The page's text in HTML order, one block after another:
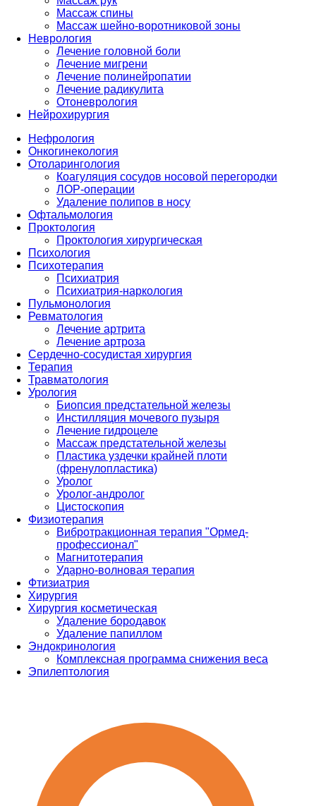
Массаж спины
Массаж шейно-воротниковой зоны
Неврология
Лечение головной боли
Лечение мигрени
Лечение полинейропатии
Лечение радикулита
Отоневрология
Нейрохирургия
Нефрология
Онкогинекология
Отоларингология
Коагуляция сосудов носовой перегородки
ЛОР-операции
Удаление полипов в носу
Офтальмология
Проктология
Проктология хирургическая
Психология
Психотерапия
Психиатрия
Психиатрия-наркология
Пульмонология
Ревматология
Лечение артрита
Лечение артроза
Сердечно-сосудистая хирургия
Терапия
Травматология
Урология
Биопсия предстательной железы
Инстилляция мочевого пузыря
Лечение гидроцеле
Массаж предстательной железы
Пластика уздечки крайней плоти
(френулопластика)
Уролог
Уролог-андролог
Цистоскопия
Физиотерапия
Вибротракционная терапия "Ормед-
профессионал"
Магнитотерапия
Ударно-волновая терапия
Фтизиатрия
Хирургия
Хирургия косметическая
Удаление бородавок
Удаление папиллом
Эндокринология
Комплексная программа снижения веса
Эпилептология